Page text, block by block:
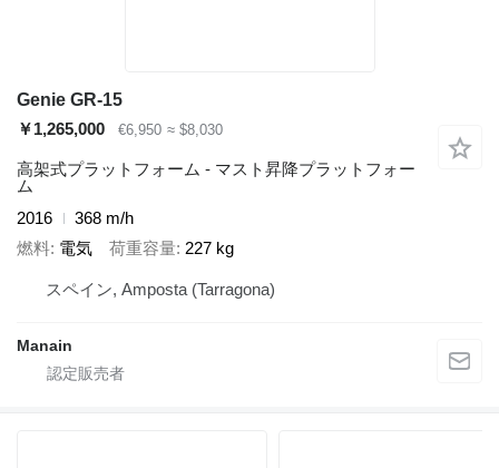
Genie GR-15
￥1,265,000
€6,950 ≈ $8,030
高架式プラットフォーム - マスト昇降プラットフォー
ム
2016
368 m/h
燃料 電気 荷重容量 227 kg
スペイン, Amposta (Tarragona)
Manain